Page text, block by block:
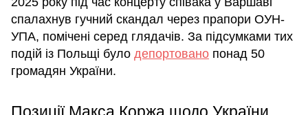
спалахнув гучний скандал через прапори ОУН-
УПА, помічені серед глядачів. За підсумками тих
подій із Польщі було депортовано понад 50
громадян України.